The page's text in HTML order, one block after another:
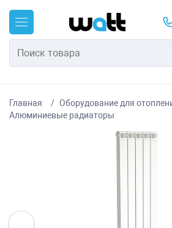
Главная Оборудование для
Алюминиевые радиаторы